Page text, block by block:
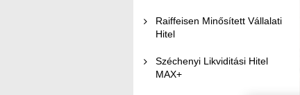
Raiffeisen Minősített Vállalati
Hitel
Széchenyi Likviditási Hitel
MAX+